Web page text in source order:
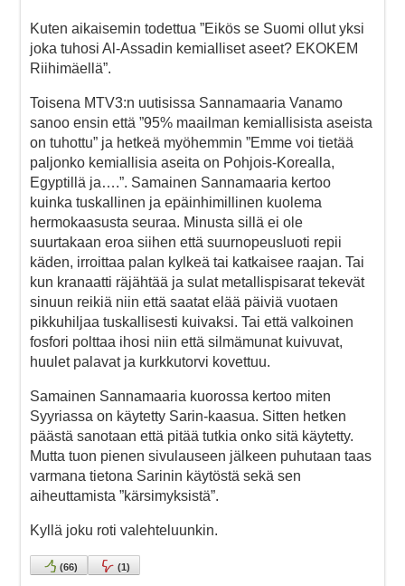
Kuten aikaisemin todettua ”Eikös se Suomi ollut yksi
joka tuhosi Al-Assadin kemialliset aseet? EKOKEM
Riihimäellä”.
Toisena MTV3:n uutisissa Sannamaaria Vanamo
sanoo ensin että ”95% maailman kemiallisista aseista
on tuhottu” ja hetkeä myöhemmin ”Emme voi tietää
paljonko kemiallisia aseita on Pohjois-Korealla,
Egyptillä ja….”. Samainen Sannamaaria kertoo
kuinka tuskallinen ja epäinhimillinen kuolema
hermokaasusta seuraa. Minusta sillä ei ole
suurtakaan eroa siihen että suurnopeusluoti repii
käden, irroittaa palan kylkeä tai katkaisee raajan. Tai
kun kranaatti räjähtää ja sulat metallispisarat tekevät
sinuun reikiä niin että saatat elää päiviä vuotaen
pikkuhiljaa tuskallisesti kuivaksi. Tai että valkoinen
fosfori polttaa ihosi niin että silmämunat kuivuvat,
huulet palavat ja kurkkutorvi kovettuu.
Samainen Sannamaaria kuorossa kertoo miten
Syyriassa on käytetty Sarin-kaasua. Sitten hetken
päästä sanotaan että pitää tutkia onko sitä käytetty.
Mutta tuon pienen sivulauseen jälkeen puhutaan taas
varmana tietona Sarinin käytöstä sekä sen
aiheuttamista ”kärsimyksistä”.
Kyllä joku roti valehteluunkin.
(66) (1)